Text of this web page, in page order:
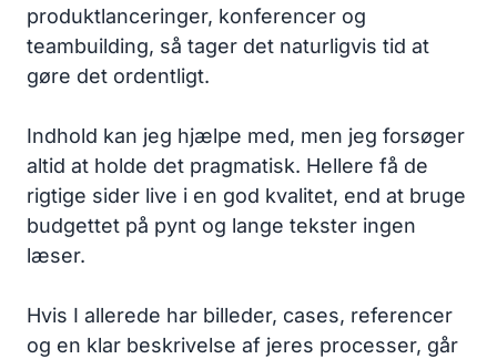
produktlanceringer, konferencer og
teambuilding, så tager det naturligvis tid at
gøre det ordentligt.
Indhold kan jeg hjælpe med, men jeg forsøger
altid at holde det pragmatisk. Hellere få de
rigtige sider live i en god kvalitet, end at bruge
budgettet på pynt og lange tekster ingen
læser.
Hvis I allerede har billeder, cases, referencer
og en klar beskrivelse af jeres processer, går